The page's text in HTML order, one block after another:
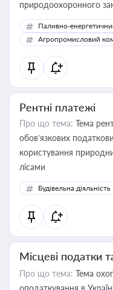
природоохоронного
Паливно-
Агропромисловий
Рентні платежі
Про що тема: Тема
обов’язкових
користування
лісами
Будівельна діяльність
Місцеві податки
Про що тема: Тема
оподаткування в